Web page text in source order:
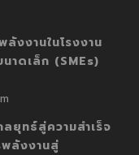
งงานในโรงงาน
าดเล็ก (SMEs)
ยุทธ์สู่ความสำเร็จ
ลังงานสู่